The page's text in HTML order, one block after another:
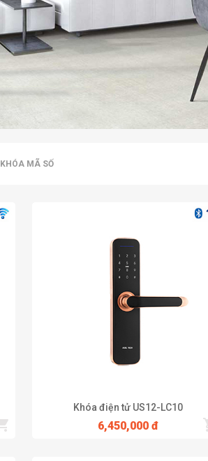
KHÓA MÃ SỐ
Khóa điện tử US12-LC10
6,450,000 đ